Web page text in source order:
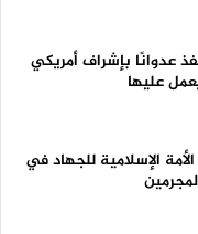
عدوانًا بإشراف أمريكي
عليها
الإسلامية للجهاد في